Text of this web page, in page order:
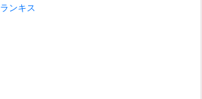
ンキス